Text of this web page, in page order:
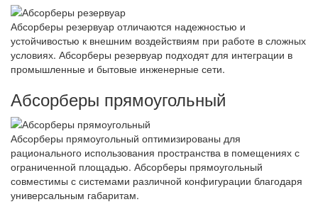
Абсорберы резервуар отличаются надежностью и
устойчивостью к внешним воздействиям при работе в сложных
условиях. Абсорберы резервуар подходят для интеграции в
промышленные и бытовые инженерные сети.
Абсорберы прямоугольный
Абсорберы прямоугольный оптимизированы для
рационального использования пространства в помещениях с
ограниченной площадью. Абсорберы прямоугольный
совместимы с системами различной конфигурации благодаря
универсальным габаритам.